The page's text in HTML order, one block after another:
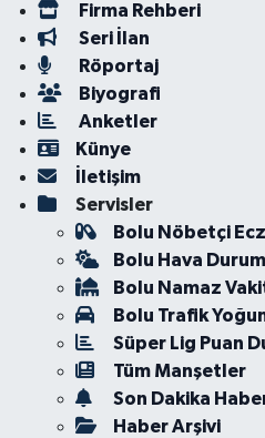
Firma Rehberi
Seri İlan
Röportaj
Biyografi
Anketler
Künye
İletişim
Servisler
Bolu Nöbetçi
Bolu Hava
Bolu Namaz
Bolu Trafik
Süper Lig Puan
Tüm Manşetler
Son Dakika
Haber Arşivi